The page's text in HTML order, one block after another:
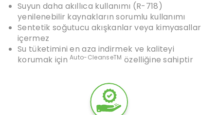
Suyun daha akıllıca kullanımı (R-718)
yenilenebilir kaynakların sorumlu kullanımı
Sentetik soğutucu akışkanlar veya kimyasallar
içermez
Su tüketimini en aza indirmek ve kaliteyi
korumak içinAuto-CleanseTM özelliğine sahiptir